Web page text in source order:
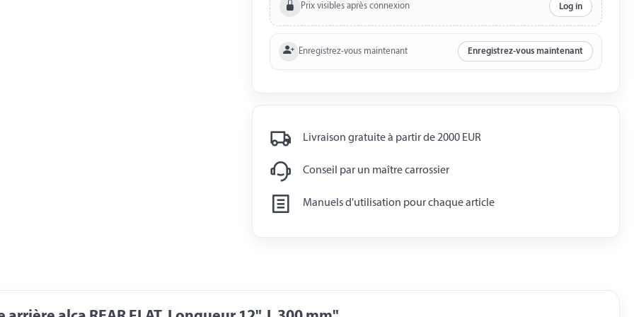
Prix visibles après connexion Log in
Enregistrez-vous maintenant Enregistrez-vous maintenant
Livraison gratuite à partir de 2000 EUR
Conseil par un maître carrossier
Manuels d'utilisation pour chaque article